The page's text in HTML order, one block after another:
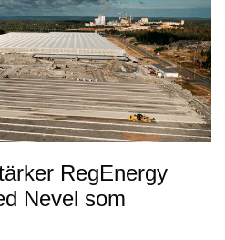
RegEnergy
Nevel som